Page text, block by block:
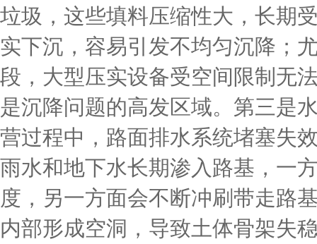
垃圾，这些填料压缩性大，长期
实下沉，容易引发不均匀沉降；
段，大型压实设备受空间限制无
是沉降问题的高发区域。第三是
营过程中，路面排水系统堵塞失
雨水和地下水长期渗入路基，一
度，另一方面会不断冲刷带走路
内部形成空洞，导致土体骨架失